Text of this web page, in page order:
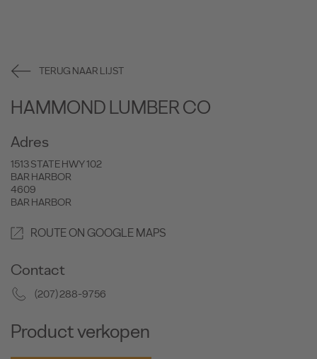
TERUG NAAR LIJST
HAMMOND LUMBER CO
Adres
1513 STATE HWY 102
BAR HARBOR
4609
BAR HARBOR
ROUTE ON GOOGLE MAPS
Contact
(207) 288-9756
Product verkopen